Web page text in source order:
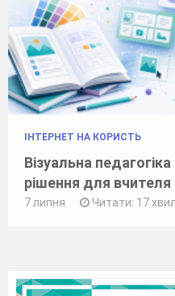
ІНТЕРНЕТ НА КОРИСТЬ
Візуальна
рішення для вчителя
7 липня Читати: 17